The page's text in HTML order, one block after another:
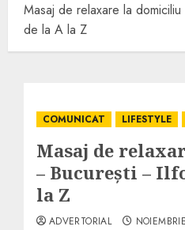
Masaj de relaxare la
de la A la Z
COMUNICAT LIFESTYLE
Masaj de
– București –
la Z
ADVERTORIAL